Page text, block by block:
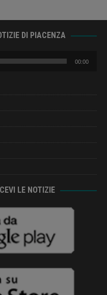
DI PIACENZA
00:00
LE NOTIZIE